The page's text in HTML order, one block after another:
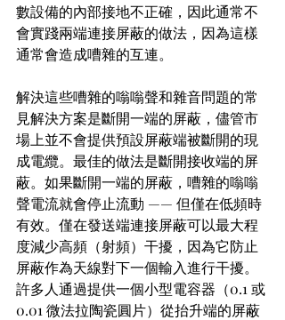
數設備的內部接地不正確，因此通常不
會實踐兩端連接屏蔽的做法，因為這樣
通常會造成嘈雜的互連。
解決這些嘈雜的嗡嗡聲和雜音問題的常
見解決方案是斷開一端的屏蔽，儘管市
場上並不會提供預設屏蔽端被斷開的現
成電纜。最佳的做法是斷開接收端的屏
蔽。如果斷開一端的屏蔽，嘈雜的嗡嗡
聲電流就會停止流動 —— 但僅在低頻時
有效。僅在發送端連接屏蔽可以最大程
度減少高頻（射頻）干擾，因為它防止
屏蔽作為天線對下一個輸入進行干擾。
許多人通過提供一個小型電容器（0.1 或
0.01 微法拉陶瓷圓片）從抬升端的屏蔽